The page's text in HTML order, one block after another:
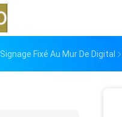
Signage Fixé Au Mur De Digital